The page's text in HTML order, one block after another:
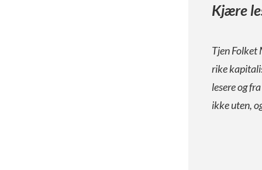
Kjære
Tjen Folket
rike
lesere og
ikke uten,